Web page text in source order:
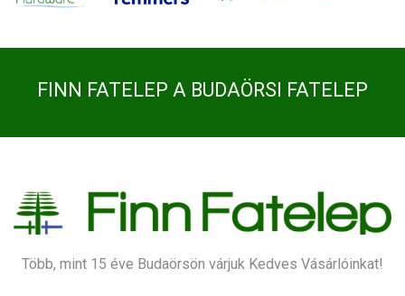
FINN FATELEP A BUDAÖRSI FATELEP
Több, mint 15 éve Budaörsön várjuk Kedves Vásárlóinkat!